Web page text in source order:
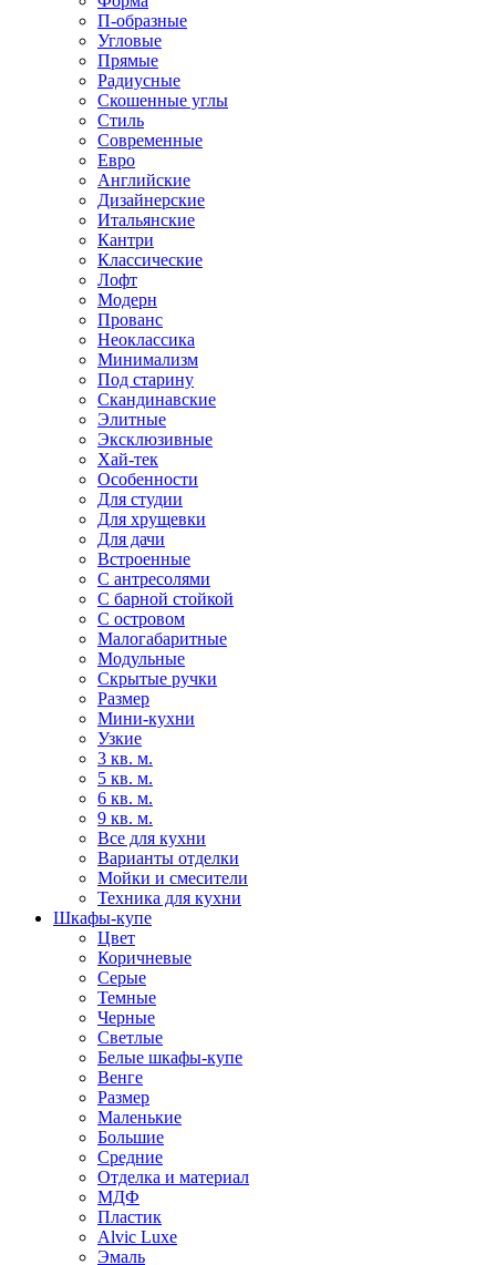
П-образные
Угловые
Прямые
Радиусные
Скошенные углы
Стиль
Современные
Евро
Английские
Дизайнерские
Итальянские
Кантри
Классические
Лофт
Модерн
Прованс
Неоклассика
Минимализм
Под старину
Скандинавские
Элитные
Эксклюзивные
Хай-тек
Особенности
Для студии
Для хрущевки
Для дачи
Встроенные
С антресолями
С барной стойкой
С островом
Малогабаритные
Модульные
Скрытые ручки
Размер
Мини-кухни
Узкие
3 кв. м.
5 кв. м.
6 кв. м.
9 кв. м.
Все для кухни
Варианты отделки
Мойки и смесители
Техника для кухни
Шкафы-купе
Цвет
Коричневые
Серые
Темные
Черные
Светлые
Белые шкафы-купе
Венге
Размер
Маленькие
Большие
Средние
Отделка и материал
МДФ
Пластик
Alvic Luxe
Эмаль